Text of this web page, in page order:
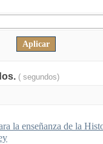
( segundos)
la enseñanza de la